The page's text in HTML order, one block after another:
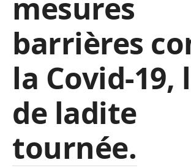
mesures
barrières
la Covid-19,
de ladite
tournée.